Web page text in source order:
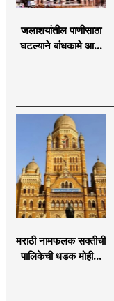
जलाशयांतील पाणीसाठा
घटल्याने बांधकामे आणि
निर्बंध
मराठी नामफलक सक्तीची
पालिकेची धडक मोहीम;